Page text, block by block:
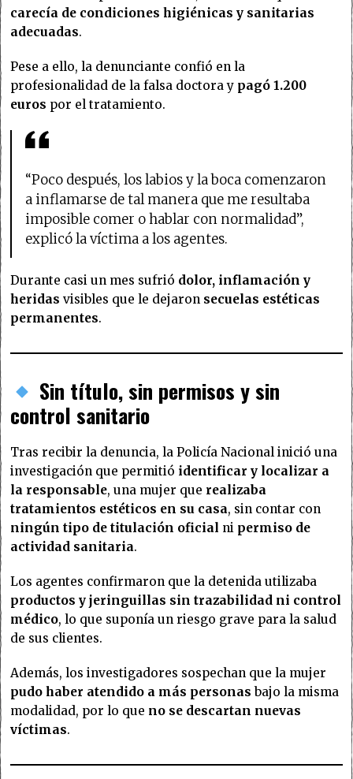
carecía de condiciones higiénicas y sanitarias
adecuadas.
Pese a ello, la denunciante confió en la
profesionalidad de la falsa doctora y pagó 1.200
euros por el tratamiento.
“Poco después, los labios y la boca comenzaron
a inflamarse de tal manera que me resultaba
imposible comer o hablar con normalidad”,
explicó la víctima a los agentes.
Durante casi un mes sufrió dolor, inflamación y
heridas visibles que le dejaron secuelas estéticas
permanentes.
Sin título, sin permisos y sin
control sanitario
Tras recibir la denuncia, la Policía Nacional inició una
investigación que permitió identificar y localizar a
la responsable, una mujer que realizaba
tratamientos estéticos en su casa, sin contar con
ningún tipo de titulación oficial ni permiso de
actividad sanitaria.
Los agentes confirmaron que la detenida utilizaba
productos y jeringuillas sin trazabilidad ni control
médico, lo que suponía un riesgo grave para la salud
de sus clientes.
Además, los investigadores sospechan que la mujer
pudo haber atendido a más personas bajo la misma
modalidad, por lo que no se descartan nuevas
víctimas.